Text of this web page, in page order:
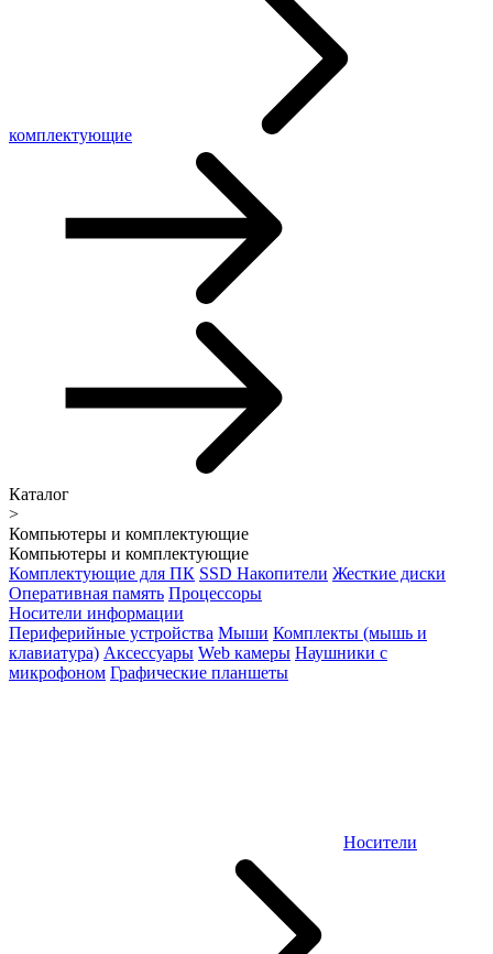
комплектующие
Каталог
>
Компьютеры и комплектующие
Компьютеры и комплектующие
Комплектующие для ПК SSD Накопители Жесткие диски
Оперативная память Процессоры
Носители информации
Периферийные устройства Мыши Комплекты (мышь и
клавиатура) Аксессуары Web камеры Наушники с
микрофоном Графические планшеты
Носители